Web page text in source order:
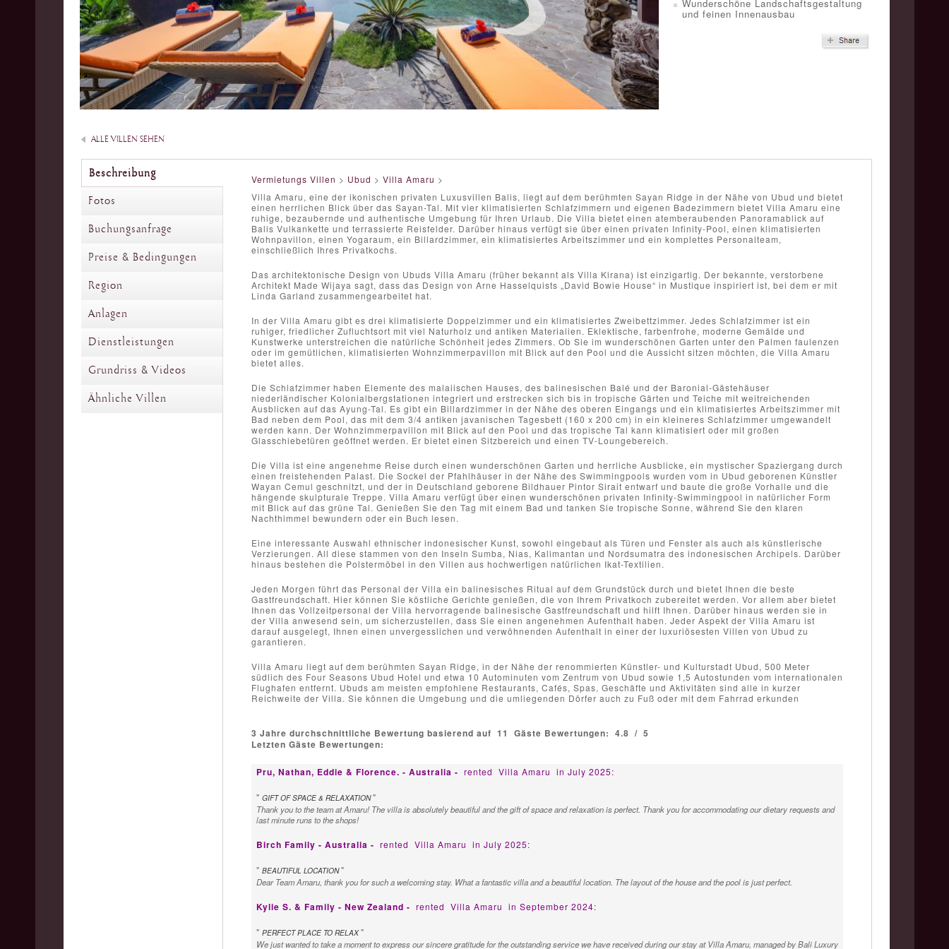
Wunderschöne Landschaftsgestaltung
und feinen Innenausbau
ALLE VILLEN SEHEN
Beschreibung
Fotos
Buchungsanfrage
Preise & Bedingungen
Region
Anlagen
Dienstleistungen
Grundriss & Videos
Ähnliche Villen
Vermietungs Villen > Ubud > Villa Amaru >
Villa Amaru, eine der ikonischen privaten Luxusvillen Balis, liegt auf dem berühmten Sayan Ridge in der Nähe von Ubud und bietet
einen herrlichen Blick über das Sayan-Tal. Mit vier klimatisierten Schlafzimmern und eigenen Badezimmern bietet Villa Amaru eine
ruhige, bezaubernde und authentische Umgebung für Ihren Urlaub. Die Villa bietet einen atemberaubenden Panoramablick auf
Balis Vulkankette und terrassierte Reisfelder. Darüber hinaus verfügt sie über einen privaten Infinity-Pool, einen klimatisierten
Wohnpavillon, einen Yogaraum, ein Billardzimmer, ein klimatisiertes Arbeitszimmer und ein komplettes Personalteam,
einschließlich Ihres Privatkochs.
Das architektonische Design von Ubuds Villa Amaru (früher bekannt als Villa Kirana) ist einzigartig. Der bekannte, verstorbene
Architekt Made Wijaya sagt, dass das Design von Arne Hasselquists „David Bowie House“ in Mustique inspiriert ist, bei dem er mit
Linda Garland zusammengearbeitet hat.
In der Villa Amaru gibt es drei klimatisierte Doppelzimmer und ein klimatisiertes Zweibettzimmer. Jedes Schlafzimmer ist ein
ruhiger, friedlicher Zufluchtsort mit viel Naturholz und antiken Materialien. Eklektische, farbenfrohe, moderne Gemälde und
Kunstwerke unterstreichen die natürliche Schönheit jedes Zimmers. Ob Sie im wunderschönen Garten unter den Palmen faulenzen
oder im gemütlichen, klimatisierten Wohnzimmerpavillon mit Blick auf den Pool und die Aussicht sitzen möchten, die Villa Amaru
bietet alles.
Die Schlafzimmer haben Elemente des malaiischen Hauses, des balinesischen Balé und der Baronial-Gästehäuser
niederländischer Kolonialbergstationen integriert und erstrecken sich bis in tropische Gärten und Teiche mit weitreichenden
Ausblicken auf das Ayung-Tal. Es gibt ein Billardzimmer in der Nähe des oberen Eingangs und ein klimatisiertes Arbeitszimmer mit
Bad neben dem Pool, das mit dem 3/4 antiken javanischen Tagesbett (160 x 200 cm) in ein kleineres Schlafzimmer umgewandelt
werden kann. Der Wohnzimmerpavillon mit Blick auf den Pool und das tropische Tal kann klimatisiert oder mit großen
Glasschiebetüren geöffnet werden. Er bietet einen Sitzbereich und einen TV-Loungebereich.
Die Villa ist eine angenehme Reise durch einen wunderschönen Garten und herrliche Ausblicke, ein mystischer Spaziergang durch
einen freistehenden Palast. Die Sockel der Pfahlhäuser in der Nähe des Swimmingpools wurden vom in Ubud geborenen Künstler
Wayan Cemul geschnitzt, und der in Deutschland geborene Bildhauer Pintor Sirait entwarf und baute die große Vorhalle und die
hängende skulpturale Treppe. Villa Amaru verfügt über einen wunderschönen privaten Infinity-Swimmingpool in natürlicher Form
mit Blick auf das grüne Tal. Genießen Sie den Tag mit einem Bad und tanken Sie tropische Sonne, während Sie den klaren
Nachthimmel bewundern oder ein Buch lesen.
Eine interessante Auswahl ethnischer indonesischer Kunst, sowohl eingebaut als Türen und Fenster als auch als künstlerische
Verzierungen. All diese stammen von den Inseln Sumba, Nias, Kalimantan und Nordsumatra des indonesischen Archipels. Darüber
hinaus bestehen die Polstermöbel in den Villen aus hochwertigen natürlichen Ikat-Textilien.
Jeden Morgen führt das Personal der Villa ein balinesisches Ritual auf dem Grundstück durch und bietet Ihnen die beste
Gastfreundschaft. Hier können Sie köstliche Gerichte genießen, die von Ihrem Privatkoch zubereitet werden. Vor allem aber bietet
Ihnen das Vollzeitpersonal der Villa hervorragende balinesische Gastfreundschaft und hilft Ihnen. Darüber hinaus werden sie in
der Villa anwesend sein, um sicherzustellen, dass Sie einen angenehmen Aufenthalt haben. Jeder Aspekt der Villa Amaru ist
darauf ausgelegt, Ihnen einen unvergesslichen und verwöhnenden Aufenthalt in einer der luxuriösesten Villen von Ubud zu
garantieren.
Villa Amaru liegt auf dem berühmten Sayan Ridge, in der Nähe der renommierten Künstler- und Kulturstadt Ubud, 500 Meter
südlich des Four Seasons Ubud Hotel und etwa 10 Autominuten vom Zentrum von Ubud sowie 1,5 Autostunden vom internationalen
Flughafen entfernt. Ubuds am meisten empfohlene Restaurants, Cafés, Spas, Geschäfte und Aktivitäten sind alle in kurzer
Reichweite der Villa. Sie können die Umgebung und die umliegenden Dörfer auch zu Fuß oder mit dem Fahrrad erkunden
3 Jahre durchschnittliche Bewertung basierend auf 11 Gäste Bewertungen: 4.8 / 5
Letzten Gäste Bewertungen:
Pru, Nathan, Eddie & Florence. - Australia - rented Villa Amaru in July 2025:
" GIFT OF SPACE & RELAXATION"
Thank you to the team at Amaru! The villa is absolutely beautiful and the gift of space and relaxation is perfect. Thank you for accommodating our dietary requests and
last minute runs to the shops!
Birch Family - Australia - rented Villa Amaru in July 2025:
" BEAUTIFUL LOCATION"
Dear Team Amaru, thank you for such a welcoming stay. What a fantastic villa and a beautiful location. The layout of the house and the pool is just perfect.
Kylie S. & Family - New Zealand - rented Villa Amaru in September 2024:
" PERFECT PLACE TO RELAX"
We just wanted to take a moment to express our sincere gratitude for the outstanding service we have received during our stay at Villa Amaru, managed by Bali Luxury